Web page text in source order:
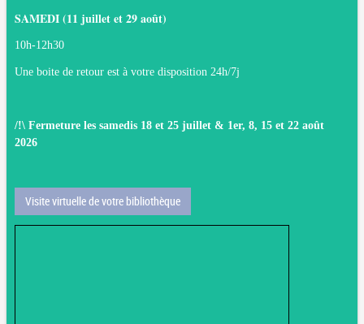
SAMEDI (11 juillet et 29 août)
10h-12h30
Une boite de retour est à votre disposition 24h/7j
/!\ Fermeture les samedis 18 et 25 juillet & 1er, 8, 15 et 22 août
2026
Visite virtuelle de votre bibliothèque